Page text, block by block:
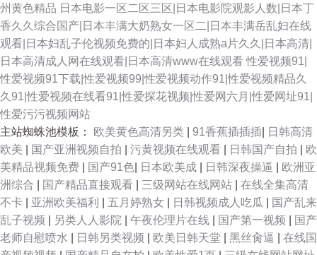
州黄色精品 日本电影一区二区三区|日本电影院观影人数|日本丁
香久久综合国产|日本丰满大奶熟女一区二|日本丰满岳乱妇在线
观看|日本妇乱子伦视频免费的|日本妇人成熟a片久久|日本高清|
日本高清成人网在线观看|日本高清www在线观看 性爱视频91|
性爱视频91下载|性爱视频99|性爱视频动作91|性爱视频精品久
久91|性爱视频在线看91|性爱探花视频|性爱网六月|性爱网址91|
性爱污污视频网站
主站蜘蛛池模板： 欧美黄色高清另类 91香蕉插插插
日韩高清
欧美
国产亚洲视频自拍 污黄视频在线观看 日韩国产自拍
欧
美精品视频免费
国产91色 日本欧美成 日韩深夜操逼
欧洲亚
洲综合
国产精品直接观看 三级网站在线网站
在线全集高清
不卡
亚洲欧美福利 五月婷熟女 日韩视频成人吃瓜
国产乱来
乱子视频
另类人人影院 午夜伦理片在线 国产第一视频
国产
老师自慰喷水
日韩另类视频 欧美日韩天堂 黑丝肏逼
在线国